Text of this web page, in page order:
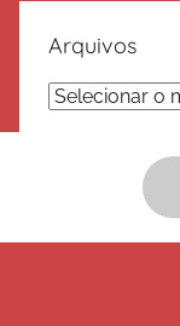
Arquivos
Arquivos